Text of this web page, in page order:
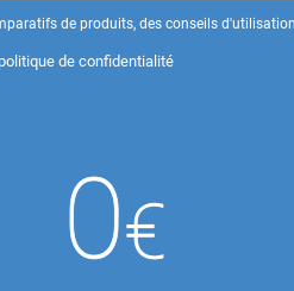
de produits, des conseils
de confidentialité